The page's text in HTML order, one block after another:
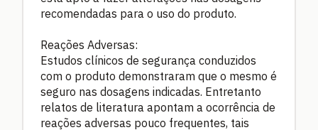
recomendadas para o uso do produto.
Reações Adversas:
Estudos clínicos de segurança conduzidos
com o produto demonstraram que o mesmo é
seguro nas dosagens indicadas. Entretanto
relatos de literatura apontam a ocorrência de
reações adversas pouco frequentes, tais